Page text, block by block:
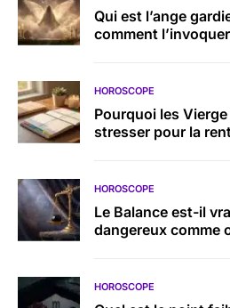
Qui est l’ange
comment l’invoquer
HOROSCOPE
Pourquoi les
stresser pour la
HOROSCOPE
Le Balance est-il
dangereux comme
HOROSCOPE